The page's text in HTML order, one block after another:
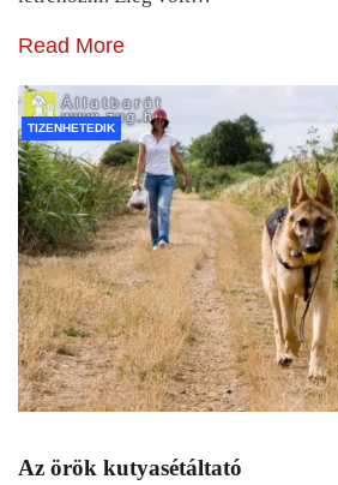
Read More
TIZENHETEDIK
Az örök kutyasétáltató